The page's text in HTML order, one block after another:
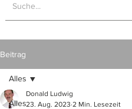
Beitrag
Alles
Alles
Donald Ludwig
23. Aug. 2023 2 Min. Lesezeit